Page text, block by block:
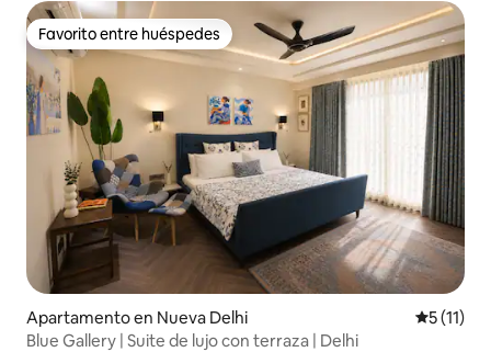
Favorito entre huéspedes
Favorito entre huéspedes
Apartamento en Nueva Delhi
5 (11)
Blue Gallery | Suite de lujo con terraza | Delhi